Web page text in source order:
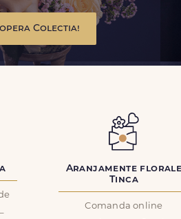
Colectia!
Aranjamente
Tinca
Comanda online